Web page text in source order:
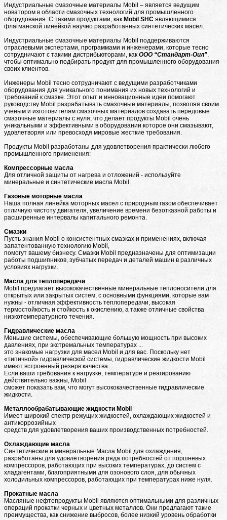
Индустриальные смазочные материалы Mobil – является ведущим
новатором в области смазочных технологий для промышленного
оборудования. С такими продуктами, как Mobil SHC являющимися
флагманской линейкой научно разработанных синтетических масел.
Индустриальные смазочные материалы Mobil поддерживаются
отраслевыми экспертами, программами и инженерами, которые тесно
сотрудничают с такими дистрибьюторами, как ООО “Стандарт-Оил",
чтобы оптимально подбирать продукт для промышленного оборудования
своих клиентов.
Инженеры Mobil тесно сотрудничают с ведущими разработчиками
оборудования для уникального понимания их новых технологий и
требований к смазке. Этот опыт и инновационные идеи помогают
руководству Mobil разрабатывать смазочные материалы, позволяя своим
ученым и изготовителям смазочных материалов создавать передовые
смазочные материалы с нуля, что делает продукты Mobil очень
уникальными и эффективными в оборудовании которое они смазывают,
удовлетворяя или превосходя мировые жесткие требования.
Продукты Mobil разработаны для удовлетворения практически любого
промышленного применения:
Компрессорные масла
Для отличной защиты от нагрева и отложений - используйте
минеральные и синтетические масла Mobil.
Газовые моторные масла
Наша полная линейка моторных масел с природным газом обеспечивает
отличную чистоту двигателя, увеличение времени безотказной работы и
расширенные интервалы капитального ремонта.
Смазки
Пусть знания Mobil о консистентных смазках и применениях, включая
запатентованную технологию Mobil,
помогут вашему бизнесу. Смазки Mobil предназначены для оптимизации
работы подшипников, зубчатых передач и деталей машин в различных
условиях нагрузки.
Масла для теплопередачи
Mobil предлагает высококачественные минеральные теплоносители для
открытых или закрытых систем, с основными функциями, которые вам
нужны - отличная эффективность теплопередачи, высокая
термостойкость и стойкость к окислению, а также отличные свойства
низкотемпературного течения.
Гидравлические масла
Меньшие системы, обеспечивающие большую мощность при высоких
давлениях, при экстремальных температурах ...
это знакомые нагрузки для масел Mobil и для вас. Поскольку нет
«типичной» гидравлической системы, гидравлические жидкости Mobil
имеют встроенный резерв качества.
Если ваши требования к нагрузке, температуре и реагированию
действительно важны, Mobil
сможет показать вам, что могут высококачественные гидравлические
жидкости.
Металлообрабатывающие жидкости Mobil
Имеет широкий спектр режущих жидкостей, охлаждающих жидкостей и
антикоррозийных
средств для удовлетворения ваших производственных потребностей.
Охлаждающие масла
Синтетические и минеральные Масла Mobil для охлаждения,
разработаны для удовлетворения ряда потребностей от поршневых
компрессоров, работающих при высоких температурах, до систем с
хладагентами, благоприятными для озонового слоя, для обычных
холодильных компрессоров, работающих при температурах ниже нуля.
Прокатные масла
Масляные нефтепродукты Mobil являются оптимальными для различных
операций прокатки черных и цветных металлов. Они предлагают такие
преимущества, как снижение выбросов, более низкий уровень обработки